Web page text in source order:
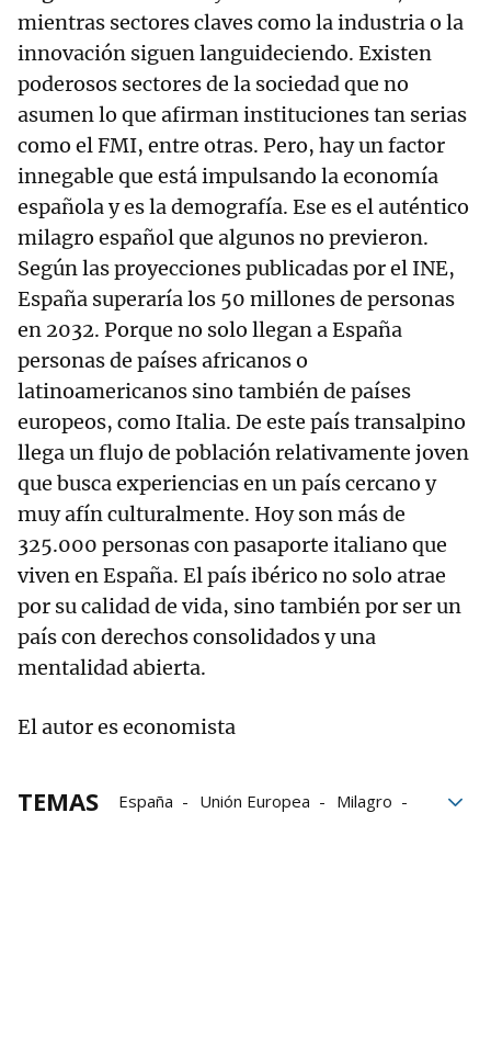
mientras sectores claves como la industria o la
innovación siguen languideciendo. Existen
poderosos sectores de la sociedad que no
asumen lo que afirman instituciones tan serias
como el FMI, entre otras. Pero, hay un factor
innegable que está impulsando la economía
española y es la demografía. Ese es el auténtico
milagro español que algunos no previeron.
Según las proyecciones publicadas por el INE,
España superaría los 50 millones de personas
en 2032. Porque no solo llegan a España
personas de países africanos o
latinoamericanos sino también de países
europeos, como Italia. De este país transalpino
llega un flujo de población relativamente joven
que busca experiencias en un país cercano y
muy afín culturalmente. Hoy son más de
325.000 personas con pasaporte italiano que
viven en España. El país ibérico no solo atrae
por su calidad de vida, sino también por ser un
país con derechos consolidados y una
mentalidad abierta.
El autor es economista
TEMAS España Unión Europea
Milagro